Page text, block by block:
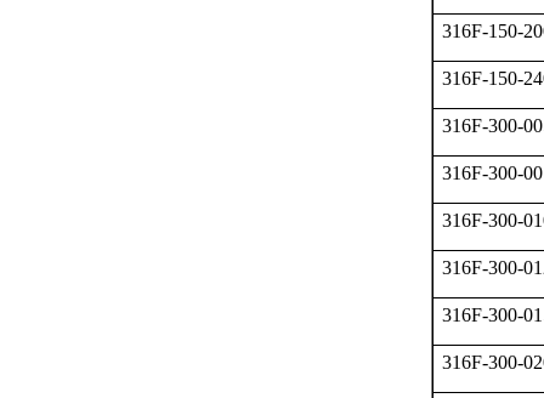
316F-150-
316F-150-
316F-300-
316F-300-
316F-300-
316F-300-
316F-300-
316F-300-